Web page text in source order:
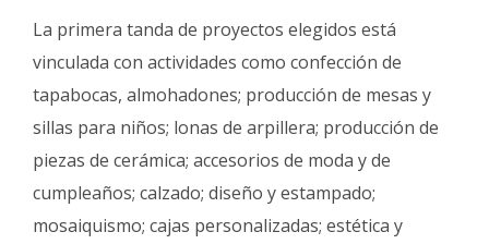
La primera tanda de proyectos elegidos está
vinculada con actividades como confección de
tapabocas, almohadones; producción de mesas y
sillas para niños; lonas de arpillera; producción de
piezas de cerámica; accesorios de moda y de
cumpleaños; calzado; diseño y estampado;
mosaiquismo; cajas personalizadas; estética y